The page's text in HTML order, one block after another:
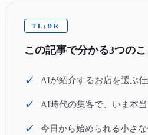
TL;DR
この記事で分かる3つのこ
AIが紹介するお店を選ぶ
AI時代の集客で、いま本
今日から始められる小さ